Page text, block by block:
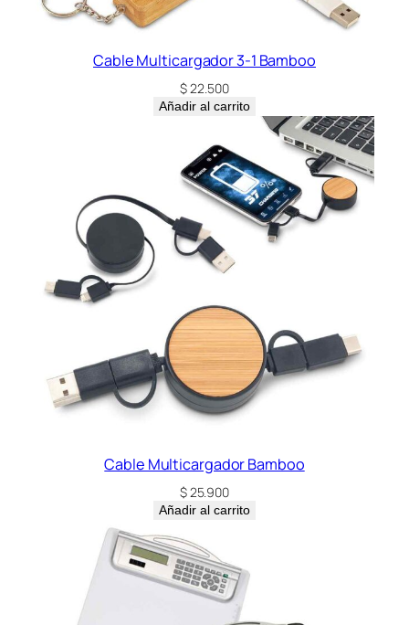
Cable Multicargador 3-1 Bamboo
$22.500
Añadir al carrito
Cable Multicargador Bamboo
$25.900
Añadir al carrito